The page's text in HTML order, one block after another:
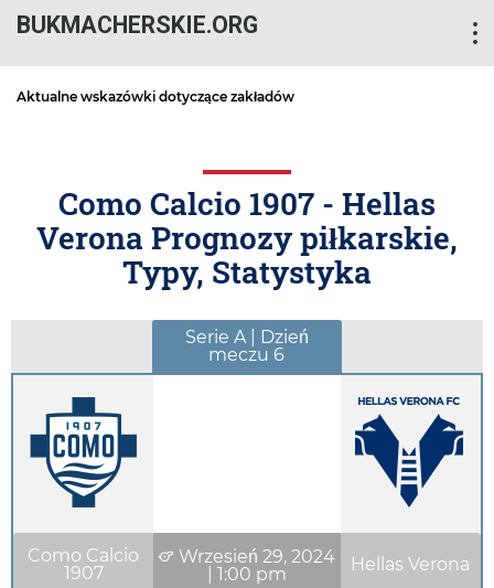
BUKMACHERSKIE.ORG
Aktualne wskazówki dotyczące zakładów
Como Calcio 1907 - Hellas
Verona Prognozy piłkarskie,
Typy, Statystyka
Serie A | Dzień
meczu 6
Como Calcio
1907
Wrzesień 29, 2024
1:00 pm Hellas Verona